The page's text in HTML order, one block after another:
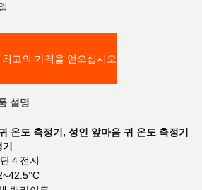
최고의 가격을 얻으십시오
설명
온도 측정기 , 성인 앞마음 귀 온도 측정기
４전지